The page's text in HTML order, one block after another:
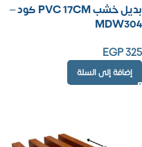
بديل خشب PVC 17CM كود –
MDW304
EGP325
إضافة إلى السلة